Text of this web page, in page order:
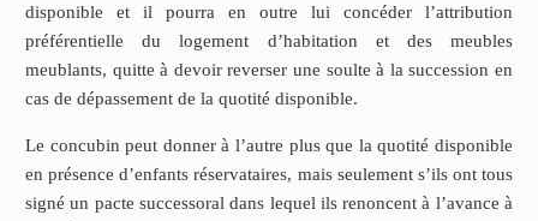
disponible et il pourra en outre lui concéder l’attribution
préférentielle du logement d’habitation et des meubles
meublants, quitte à devoir reverser une soulte à la succession en
cas de dépassement de la quotité disponible.
Le concubin peut donner à l’autre plus que la quotité disponible
en présence d’enfants réservataires, mais seulement s’ils ont tous
signé un pacte successoral dans lequel ils renoncent à l’avance à